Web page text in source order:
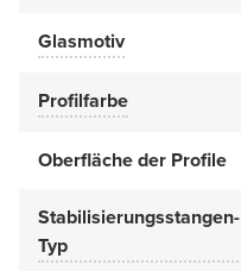
Glasmotiv
Profilfarbe
Oberfläche der Profile
Stabilisierungsstangen-
Typ